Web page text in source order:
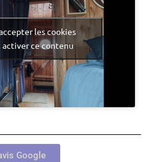
les cookies
ce contenu
Google